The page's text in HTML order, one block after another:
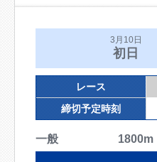
3月10日
初日
レース
締切予定時刻
一般 1800m